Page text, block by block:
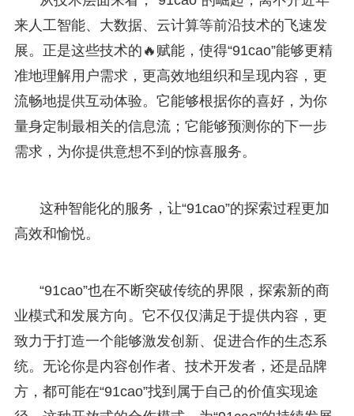
来人工智能、大数据、云计算等前沿技术的飞速发
展。正是这些技术的🔥赋能，使得“91cao”能够更精
准地理解用户需求，更高效地组织和呈现内容，更
流畅地提供互动体验。它能够根据你的喜好，为你
量身定制最相关的信息流；它能够预测你的下一步
需求，为你提供意想不到的惊喜服务。
这种智能化的服务，让“91cao”的探索过程更加
高效和愉悦。
“91cao”也在不断突破传统的界限，探索新的商
业模式和发展方向。它不仅仅满足于提供内容，更
致力于打造一个能够激发创新、促进合作的生态系
统。无论你是内容创作者、技术开发者，还是品牌
方，都可能在“91cao”找到属于自己的价值实现途